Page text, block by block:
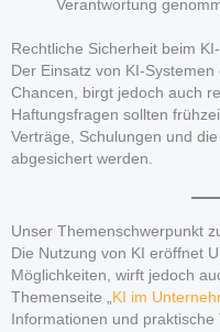
Verantwortung
Rechtliche Sicherheit beim
Der Einsatz von KI-
Chancen, birgt jedoch auch
Haftungsfragen sollten
Verträge, Schulungen und
abgesichert werden.
Unser Themenschwerpunkt
Die Nutzung von KI eröffnet
Möglichkeiten, wirft jedoch
Themenseite „ KI im
Informationen und